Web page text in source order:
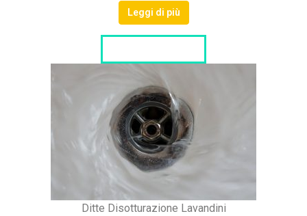
Leggi di più
Ditte Disotturazione Lavandini